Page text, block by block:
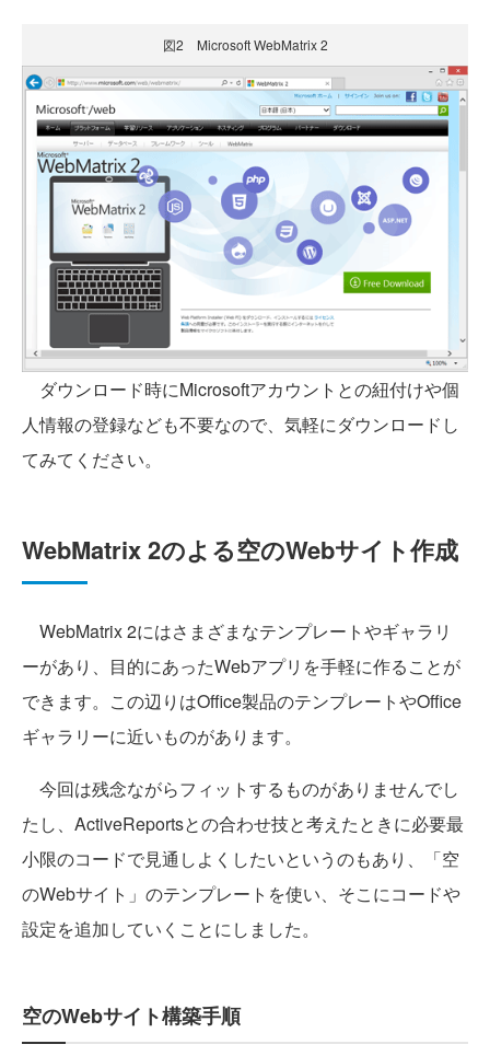
図2 Microsoft WebMatrix 2
ダウンロード時にMicrosoftアカウントとの紐付けや個
人情報の登録なども不要なので、気軽にダウンロードし
てみてください。
WebMatrix 2のよる空のWebサイト作成
WebMatrix 2にはさまざまなテンプレートやギャラリ
ーがあり、目的にあったWebアプリを手軽に作ることが
できます。この辺りはOffice製品のテンプレートやOffice
ギャラリーに近いものがあります。
今回は残念ながらフィットするものがありませんでし
たし、ActiveReportsとの合わせ技と考えたときに必要最
小限のコードで見通しよくしたいというのもあり、「空
のWebサイト」のテンプレートを使い、そこにコードや
設定を追加していくことにしました。
空のWebサイト構築手順